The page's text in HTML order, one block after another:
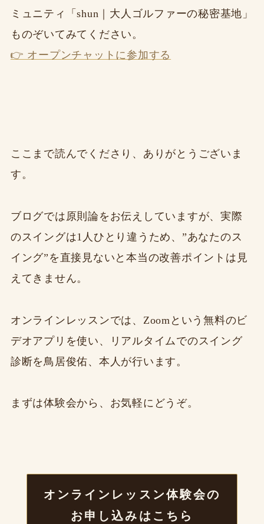
ミュニティ「shun｜大人ゴルファーの秘密基地」
ものぞいてみてください。
👉 オープンチャットに参加する
ここまで読んでくださり、ありがとうございま
す。
ブログでは原則論をお伝えしていますが、実際
のスイングは1人ひとり違うため、”あなたのス
イング”を直接見ないと本当の改善ポイントは見
えてきません。
オンラインレッスンでは、Zoomという無料のビ
デオアプリを使い、リアルタイムでのスイング
診断を鳥居俊佑、本人が行います。
まずは体験会から、お気軽にどうぞ。
オンラインレッスン体験会の
お申し込みはこちら